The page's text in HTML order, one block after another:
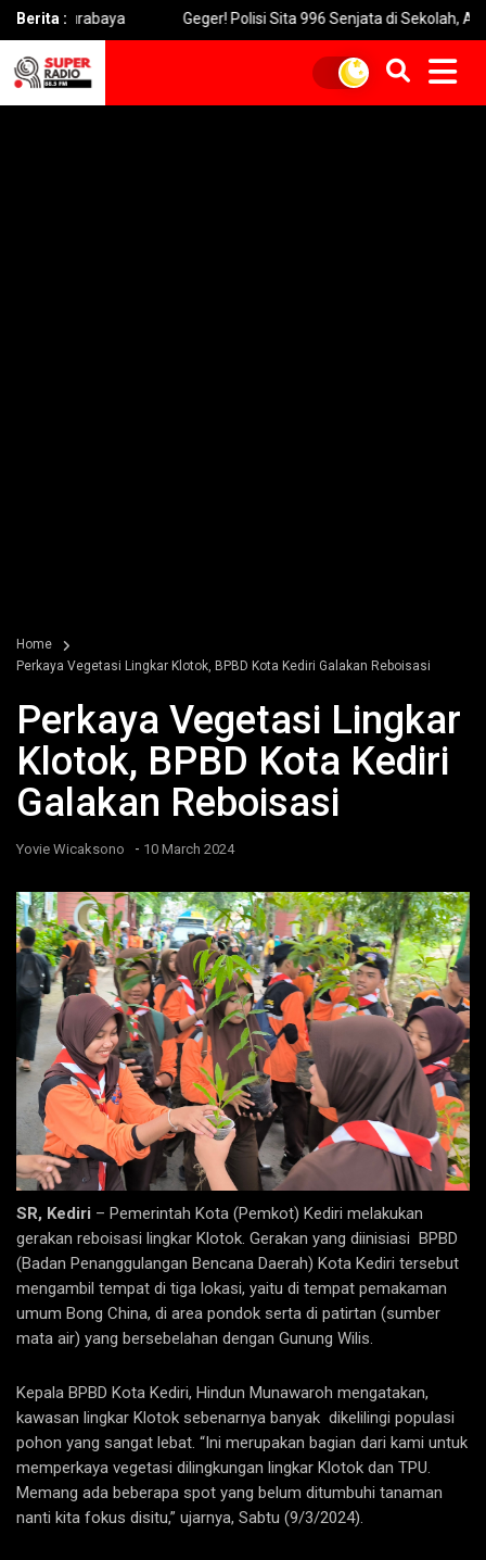
Berita : Geger! Polisi Sita 996 Senjata di Sekolah, Ada Combat
Home
Perkaya Vegetasi Lingkar Klotok, BPBD Kota Kediri Galakan Reboisasi
Perkaya Vegetasi Lingkar
Klotok, BPBD Kota Kediri
Galakan Reboisasi
Yovie Wicaksono - 10 March 2024
SR, Kediri – Pemerintah Kota (Pemkot) Kediri melakukan
gerakan reboisasi lingkar Klotok. Gerakan yang diinisiasi BPBD
(Badan Penanggulangan Bencana Daerah) Kota Kediri tersebut
mengambil tempat di tiga lokasi, yaitu di tempat pemakaman
umum Bong China, di area pondok serta di patirtan (sumber
mata air) yang bersebelahan dengan Gunung Wilis.
Kepala BPBD Kota Kediri, Hindun Munawaroh mengatakan,
kawasan lingkar Klotok sebenarnya banyak dikelilingi populasi
pohon yang sangat lebat. “Ini merupakan bagian dari kami untuk
memperkaya vegetasi dilingkungan lingkar Klotok dan TPU.
Memang ada beberapa spot yang belum ditumbuhi tanaman
nanti kita fokus disitu,” ujarnya, Sabtu (9/3/2024).